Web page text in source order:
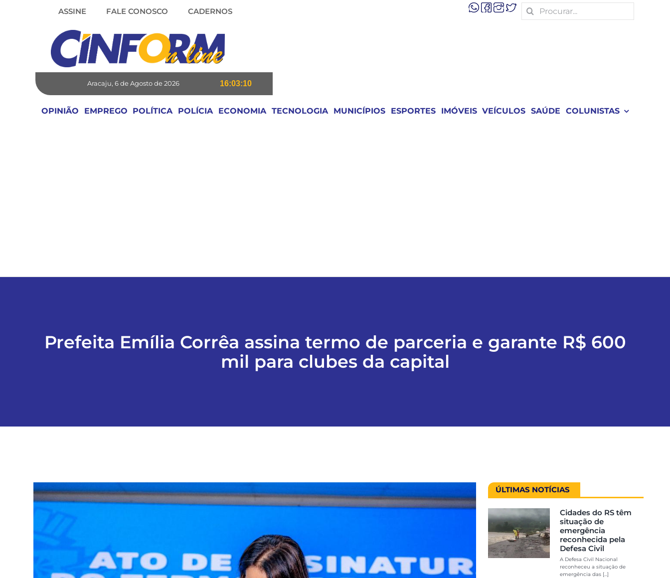
ASSINE FALE CONOSCO CADERNOS
Search
for:
Aracaju, 6 de Agosto de 2026 16:03:11
OPINIÃO EMPREGO POLÍTICA POLÍCIA ECONOMIA TECNOLOGIA MUNICÍPIOS ESPORTES IMÓVEIS VEÍCULOS SAÚDE COLUNISTAS
Prefeita Emília Corrêa assina termo de parceria e garante R$ 600
mil para clubes da capital
ÚLTIMAS NOTÍCIAS
Cidades do RS têm
situação de
emergência
reconhecida pela
Defesa Civil
A Defesa Civil Nacional
reconheceu a situação de
emergência das [...]